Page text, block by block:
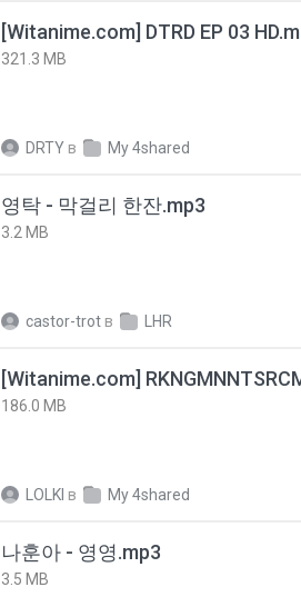
[Witanime.com] DTRD EP 03
321.3 MB
DRTY в My 4shared
영탁 - 막걸리 한잔.mp3
3.2 MB
castor-trot в LHR
186.0 MB
LOLKI в My 4shared
나훈아 - 영영.mp3
3.5 MB